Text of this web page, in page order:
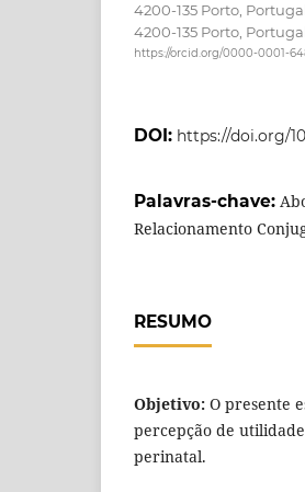
4200-135 Porto,
4200-135 Porto,
https://orcid.org/0000-0001-
DOI: https://doi.org/
Palavras-chave:
Relacionamento
RESUMO
Objetivo: O presente
percepção de
perinatal.